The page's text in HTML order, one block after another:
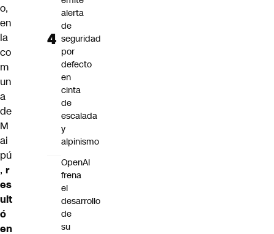
o,
en
la
co
m
un
a
de
M
ai
pú
, r
es
ult
ó
en
alerta
de
seguridad
por
defecto
en
cinta
de
escalada
y
alpinismo
OpenAI
frena
el
desarrollo
de
su